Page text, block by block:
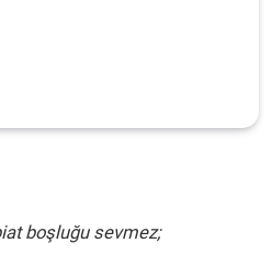
boşluğu sevmez;